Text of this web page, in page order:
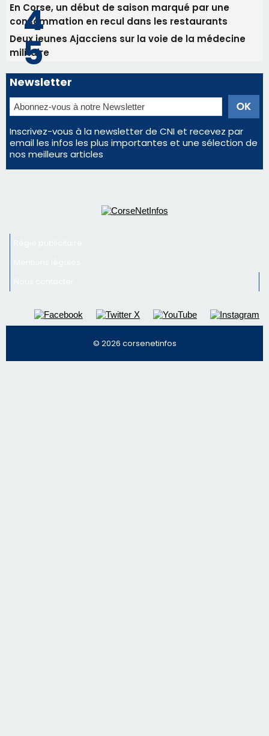
Les plus lus
Satine Nomary est la nouvelle Miss Corse 2026
Éclipse du 12 août : la Corse aux premières loges
d'un spectacle qui ne reviendra pas avant 2081
La gendarmerie alerte les restaurateurs corses
face à une nouvelle escroquerie au faux vendeur de
vin
En Corse, un début de saison marqué par une
consommation en recul dans les restaurants
nos meilleurs articles